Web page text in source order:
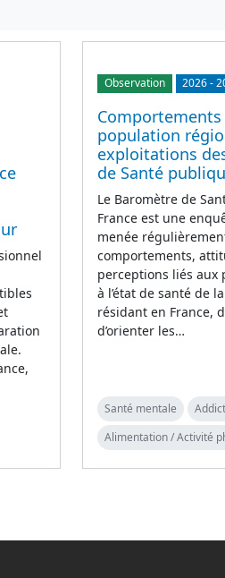
Observation 2026-
population
exploitations
de Santé
Le Baromètre de
France est une
menée
comportements,
perceptions liés aux
à l’état de santé de
résidant en France,
d’orienter les…
Santé mentale
Alimentation / Activité